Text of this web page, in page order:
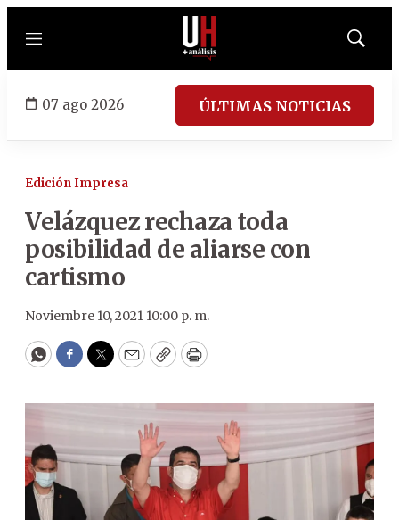
Menú
Mostrar
07 ago 2026 ÚLTIMAS NOTICIAS
Edición Impresa
Velázquez rechaza toda
posibilidad de aliarse con
cartismo
Noviembre 10, 2021 10:00 p. m.
WhatsApp
Facebook
Twitter
EmailCopyPrint